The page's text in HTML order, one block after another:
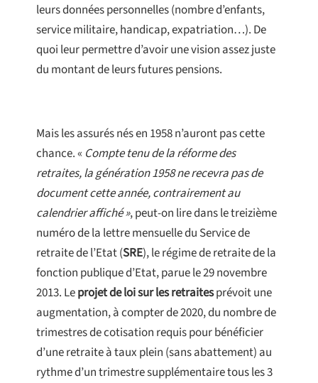
leurs données personnelles (nombre d’enfants,
service militaire, handicap, expatriation…). De
quoi leur permettre d’avoir une vision assez juste
du montant de leurs futures pensions.
Mais les assurés nés en 1958 n’auront pas cette
chance. « Compte tenu de la réforme des
retraites, la génération 1958 ne recevra pas de
document cette année, contrairement au
calendrier affiché », peut-on lire dans le treizième
numéro de la lettre mensuelle du Service de
retraite de l’Etat (SRE), le régime de retraite de la
fonction publique d’Etat, parue le 29 novembre
2013. Leprojet de loi sur les retraitesprévoit une
augmentation, à compter de 2020, du nombre de
trimestres de cotisation requis pour bénéficier
d’une retraite à taux plein (sans abattement) au
rythme d’un trimestre supplémentaire tous les 3